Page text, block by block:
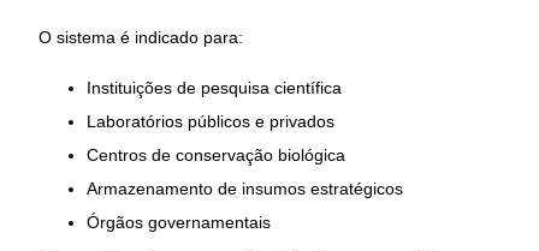
O sistema é indicado para:
Instituições de pesquisa científica
Laboratórios públicos e privados
Centros de conservação biológica
Armazenamento de insumos estratégicos
Órgãos governamentais